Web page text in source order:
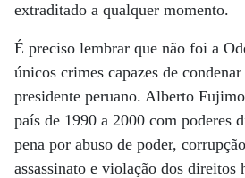
extraditado a qualquer momento.
É preciso lembrar que não foi a
únicos crimes capazes de
presidente peruano. Alberto
país de 1990 a 2000 com poderes
pena por abuso de poder,
assassinato e violação dos direitos